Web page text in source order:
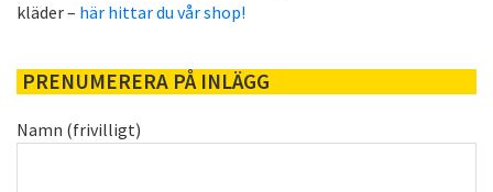
kläder – här hittar du vår shop!
PRENUMERERA PÅ INLÄGG
Namn (frivilligt)